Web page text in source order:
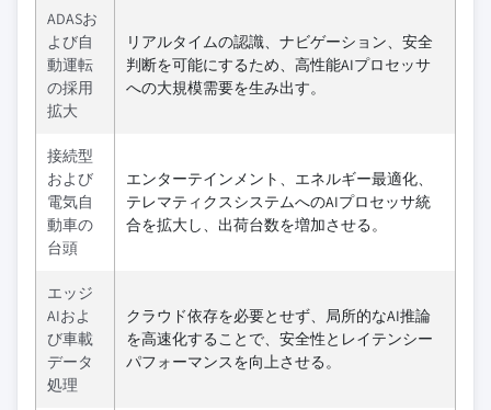
ADASお
よび自
動運転
の採用
拡大
リアルタイムの認識、ナビゲーション、安全
判断を可能にするため、高性能AIプロセッサ
への大規模需要を生み出す。
接続型
および
電気自
動車の
台頭
エンターテインメント、エネルギー最適化、
テレマティクスシステムへのAIプロセッサ統
合を拡大し、出荷台数を増加させる。
エッジ
AIおよ
び車載
データ
処理
クラウド依存を必要とせず、局所的なAI推論
を高速化することで、安全性とレイテンシー
パフォーマンスを向上させる。